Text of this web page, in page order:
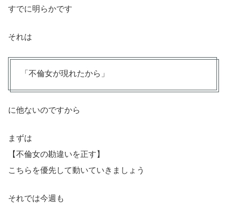
すでに明らかです
それは
「不倫女が現れたから」
に他ないのですから
まずは
【不倫女の勘違いを正す】
こちらを優先して動いていきましょう
それでは今週も